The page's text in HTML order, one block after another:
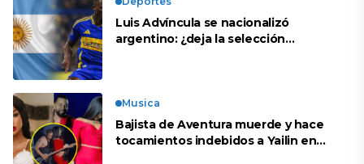
Luis Advíncula se nacionalizó
argentino: ¿deja la selección
Musica
Bajista de Aventura muerde y hace
tocamientos indebidos a Yailin en